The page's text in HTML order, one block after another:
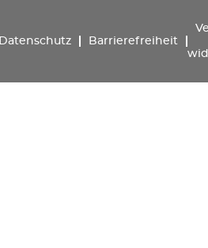
Datenschutz Barrierefreiheit